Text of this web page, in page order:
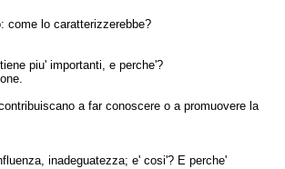
come lo caratterizzerebbe?
piu' importanti, e perche'?
a far conoscere o a promuovere la
inadeguatezza; e' cosi'? E perche'